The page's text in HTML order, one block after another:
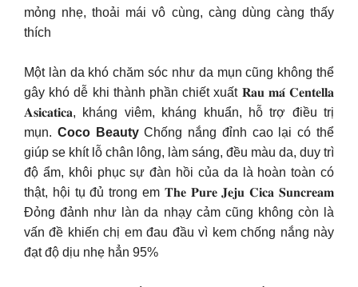
mỏng nhẹ, thoải mái vô cùng, càng dùng càng thấy
thích
Một làn da khó chăm sóc như da mụn cũng không thể
gây khó dễ khi thành phần chiết xuất 𝐑𝐚𝐮 𝐦𝐚́ 𝐂𝐞𝐧𝐭𝐞𝐥𝐥𝐚
𝐀𝐬𝐢𝐜𝐚𝐭𝐢𝐜𝐚, kháng viêm, kháng khuẩn, hỗ trợ điều trị
mụn. Coco BeautyChống nắng đỉnh cao lại có thể
giúp se khít lỗ chân lông, làm sáng, đều màu da, duy trì
độ ẩm, khôi phục sự đàn hồi của da là hoàn toàn có
thật, hội tụ đủ trong em 𝐓𝐡𝐞 𝐏𝐮𝐫𝐞 𝐉𝐞𝐣𝐮 𝐂𝐢𝐜𝐚 𝐒𝐮𝐧𝐜𝐫𝐞𝐚𝐦
Đỏng đảnh như làn da nhạy cảm cũng không còn là
vấn đề khiến chị em đau đầu vì kem chống nắng này
đạt độ dịu nhẹ hẳn 95%